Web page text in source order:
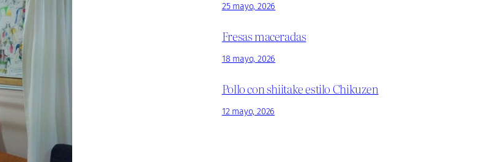
25 mayo, 2026
Fresas maceradas
18 mayo, 2026
Pollo con shiitake estilo Chikuzen
12 mayo, 2026